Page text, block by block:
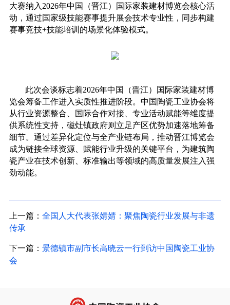
大赛纳入 2026年中国（晋江）国际家装建材博览会核心活
动，通过国家级技能赛事提升展会技术专业性，同步构建
赛事竞技+技能培训的场景化体验模式。
此次会谈标志着2026年中国（晋江）国际家装建材博
览会筹备工作进入实质性推进阶段。 中国陶瓷工业协会将
从行业资源整合、国际合作对接、专业活动赋能等维度提
供系统性支持，磁灶镇政府则立足产区优势加速落地筹备
细节。通过差异化定位与全产业链布局，推动晋江博览会
成为链接全球资源、赋能行业升级的关键平台，为建筑陶
瓷产业在技术创新、标准输出等领域的高质量发展注入强
劲动能。
上一篇： 全国人大代表张婧婧：聚焦陶瓷行业发展与非遗
传承
下一篇： 景德镇市副市长高晓云一行到访中国陶瓷工业协
会